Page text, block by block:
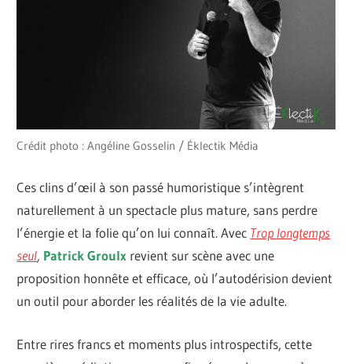
Crédit photo : Angéline Gosselin / Éklectik Média
Ces clins d’œil à son passé humoristique s’intègrent
naturellement à un spectacle plus mature, sans perdre
l’énergie et la folie qu’on lui connaît. Avec Trop longtemps
seul, Patrick Groulx revient sur scène avec une
proposition honnête et efficace, où l’autodérision devient
un outil pour aborder les réalités de la vie adulte.
Entre rires francs et moments plus introspectifs, cette